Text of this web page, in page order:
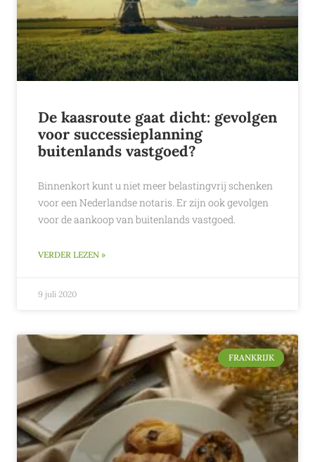
De kaasroute gaat dicht: gevolgen
voor successieplanning
buitenlands vastgoed?
Binnenkort kunt u niet meer belastingvrij schenken
voor een Nederlandse notaris. Er zijn ook gevolgen
voor de aankoop van buitenlands vastgoed.
VERDER LEZEN »
9 juli 2020
FRANKRIJK